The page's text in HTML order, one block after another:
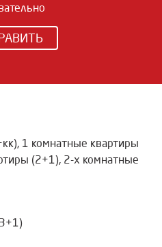
, 1 комнатные квартиры
(2+1), 2-х комнатные